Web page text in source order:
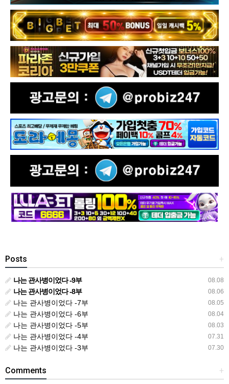
+
Posts
08.08
나는 관사병이었다 -9부
08.06
나는 관사병이었다 -8부
08.05
나는 관사병이었다 -7부
08.04
나는 관사병이었다 -6부
08.03
나는 관사병이었다 -5부
07.31
나는 관사병이었다 -4부
07.30
나는 관사병이었다 -3부
+
Comments